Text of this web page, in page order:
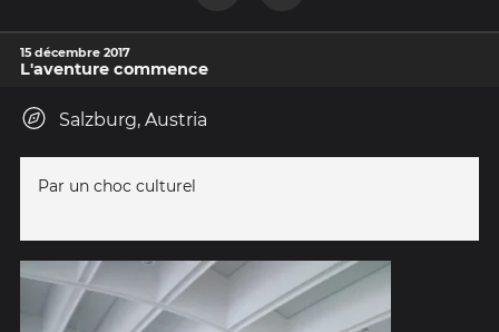
15 décembre 2017
L'aventure commence
Salzburg, Austria
Par un choc culturel